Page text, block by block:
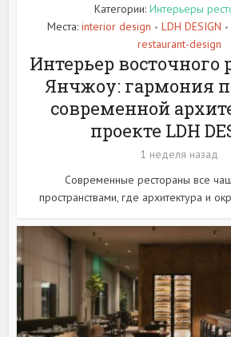
Категории: Интерьеры
Места: interior design • LDH DESIGN •
restaurant-design
Интерьер восточного
Янчжоу: гармония
современной
проекте LDH
1 неделя назад
Современные рестораны все
пространствами, где архитектура и